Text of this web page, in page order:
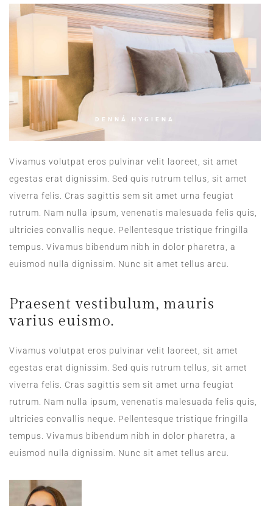
DENNÁ HYGIENA
Vivamus volutpat eros pulvinar velit laoreet, sit amet
egestas erat dignissim. Sed quis rutrum tellus, sit amet
viverra felis. Cras sagittis sem sit amet urna feugiat
rutrum. Nam nulla ipsum, venenatis malesuada felis quis,
ultricies convallis neque. Pellentesque tristique fringilla
tempus. Vivamus bibendum nibh in dolor pharetra, a
euismod nulla dignissim. Nunc sit amet tellus arcu.
Praesent vestibulum, mauris
varius euismo.
Vivamus volutpat eros pulvinar velit laoreet, sit amet
egestas erat dignissim. Sed quis rutrum tellus, sit amet
viverra felis. Cras sagittis sem sit amet urna feugiat
rutrum. Nam nulla ipsum, venenatis malesuada felis quis,
ultricies convallis neque. Pellentesque tristique fringilla
tempus. Vivamus bibendum nibh in dolor pharetra, a
euismod nulla dignissim. Nunc sit amet tellus arcu.